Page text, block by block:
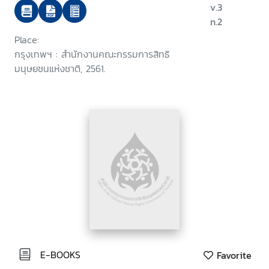
Place:
กรุงเทพฯ : สำนักงานคณะกรรมการสิทธิ
มนุษยชนแห่งชาติ, 2561.
v.3
n.2
E-BOOKS Favorite